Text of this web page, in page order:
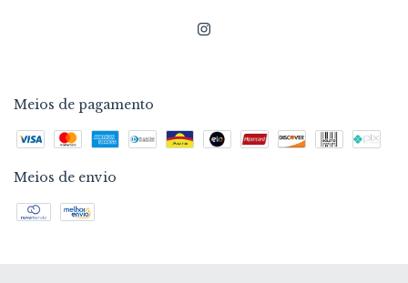
Meios de pagamento
Meios de envio